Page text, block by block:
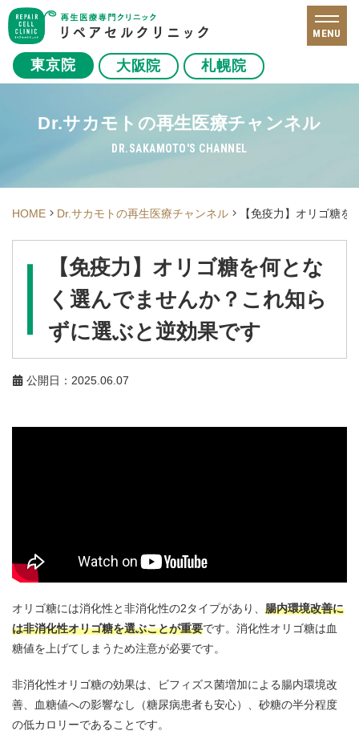
東京院 大阪院 札幌院
MENU
Dr.サカモトの再生医療チャンネル
DR.SAKAMOTO'S CHANNEL
HOME Dr.サカモトの再生医療チャンネル 【免疫力】オリゴ糖
【免疫力】オリゴ糖を何とな
く選んでませんか？これ知ら
ずに選ぶと逆効果です
公開日：2025.06.07
オリゴ糖には消化性と非消化性の2タイプがあり、 腸内環境改善に
は非消化性オリゴ糖を選ぶことが重要です。消化性オリゴ糖は血
糖値を上げてしまうため注意が必要です。
非消化性オリゴ糖の効果は、ビフィズス菌増加による腸内環境改
善、血糖値への影響なし（糖尿病患者も安心）、砂糖の半分程度
の低カロリーであることです。